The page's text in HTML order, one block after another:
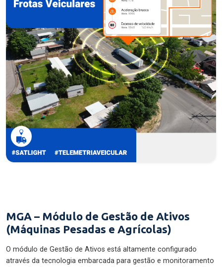
MGA – Módulo de Gestão de Ativos
(Máquinas Pesadas e Agrícolas)
O módulo de Gestão de Ativos está altamente configurado
através da tecnologia embarcada para gestão e monitoramento